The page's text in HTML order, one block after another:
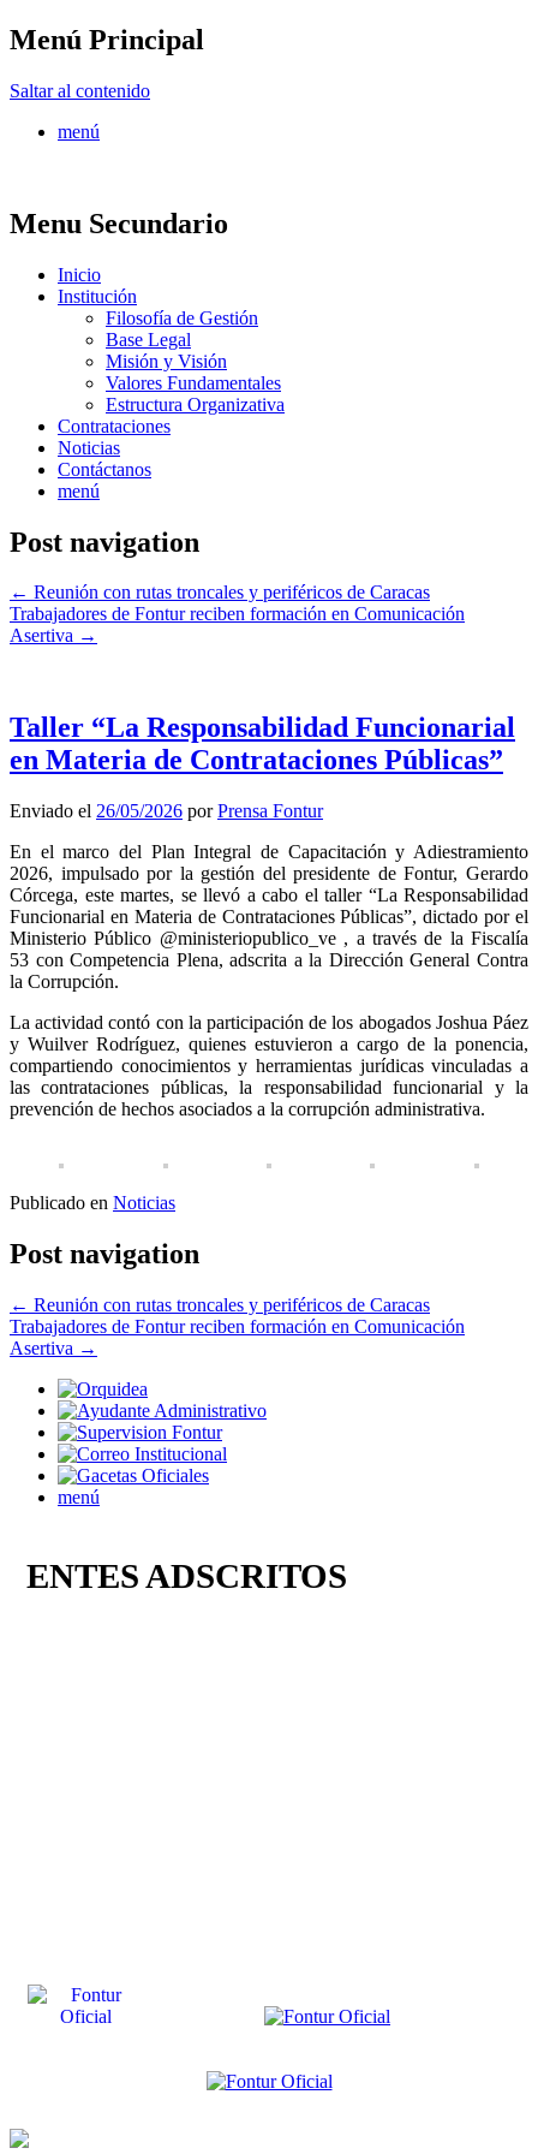
Menú Principal
Saltar al contenido
menú
Menu Secundario
Inicio
Institución
Filosofía de Gestión
Base Legal
Misión y Visión
Valores Fundamentales
Estructura Organizativa
Contrataciones
Noticias
Contáctanos
menú
Post navigation
← Reunión con rutas troncales y periféricos de Caracas
Trabajadores de Fontur reciben formación en Comunicación
Asertiva →
Taller “La Responsabilidad Funcionarial
en Materia de Contrataciones Públicas”
Enviado el 26/05/2026 porPrensa Fontur
En el marco del Plan Integral de Capacitación y Adiestramiento
2026, impulsado por la gestión del presidente de Fontur, Gerardo
Córcega, este martes, se llevó a cabo el taller “La Responsabilidad
Funcionarial en Materia de Contrataciones Públicas”, dictado por el
Ministerio Público @ministeriopublico_ve , a través de la Fiscalía
53 con Competencia Plena, adscrita a la Dirección General Contra
la Corrupción.
La actividad contó con la participación de los abogados Joshua Páez
y Wuilver Rodríguez, quienes estuvieron a cargo de la ponencia,
compartiendo conocimientos y herramientas jurídicas vinculadas a
las contrataciones públicas, la responsabilidad funcionarial y la
prevención de hechos asociados a la corrupción administrativa.
Publicado en Noticias
Post navigation
← Reunión con rutas troncales y periféricos de Caracas
Trabajadores de Fontur reciben formación en Comunicación
Asertiva →
menú
ENTES ADSCRITOS